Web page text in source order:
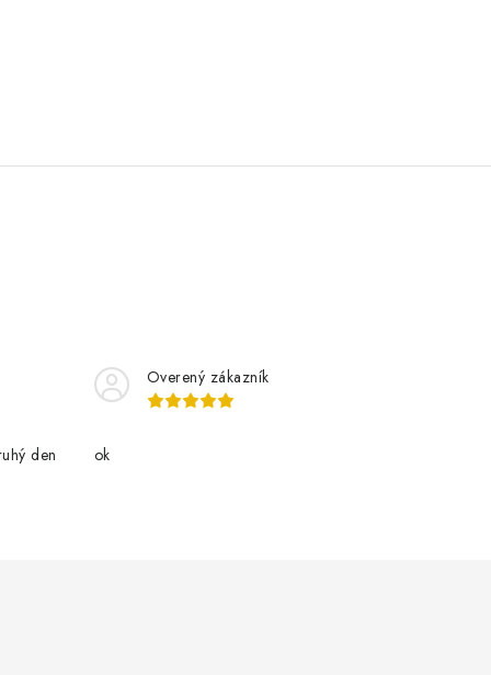
den
Overený zákazník
ok